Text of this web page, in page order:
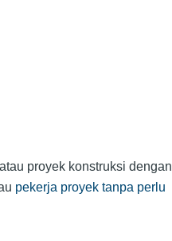
proyek konstruksi dengan
pekerja proyek tanpa perlu